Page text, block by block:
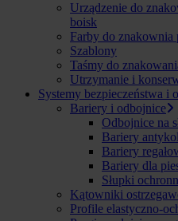
Urządzenie do
boisk
Farby do znakownia
Szablony
Taśmy do
Utrzymanie i
Systemy bezpieczeństwa i
Bariery i odbojnice
Odbojnice na
Bariery
Bariery
Bariery dla
Słupki
Kątowniki
Profile elastyczno-